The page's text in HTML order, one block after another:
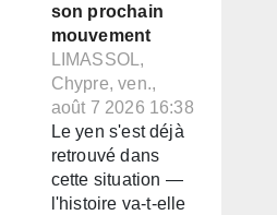
son prochain
mouvement
LIMASSOL,
Chypre, ven.,
août 7 2026 16:38
Le yen s'est déjà
retrouvé dans
cette situation —
l'histoire va-t-elle